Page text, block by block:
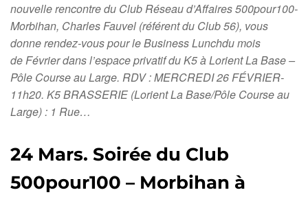
nouvelle rencontre du Club Réseau d’Affaires 500pour100-
Morbihan, Charles Fauvel (référent du Club 56), vous
donne rendez-vous pour le Business Lunchdu mois
de Février dans l’espace privatif du K5 à Lorient La Base –
Pôle Course au Large. RDV : MERCREDI 26 FÉVRIER-
11h20. K5 BRASSERIE (Lorient La Base/Pôle Course au
Large) : 1 Rue…
24 Mars. Soirée du Club
500pour100 – Morbihan à